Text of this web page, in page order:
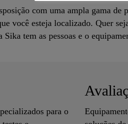
com uma ampla gama
você esteja localizado. Quer
Sika tem as pessoas e o
para o